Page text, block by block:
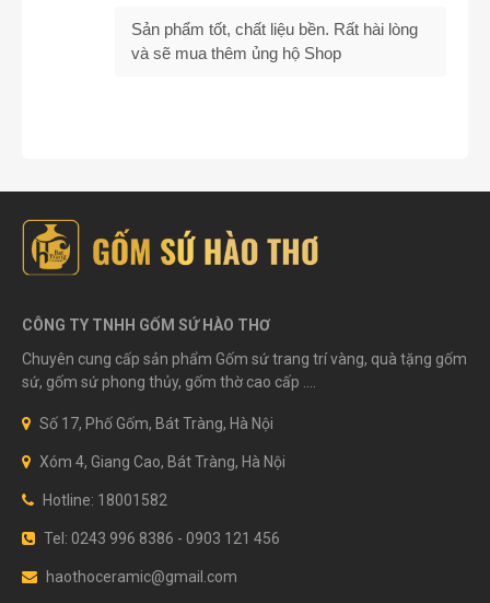
Sản phẩm tốt, chất liệu bền. Rất hài lòng
và sẽ mua thêm ủng hộ Shop
CÔNG TY TNHH GỐM SỨ HÀO THƠ
Chuyên cung cấp sản phẩm Gốm sứ trang trí vàng, quà tặng gốm
sứ, gốm sứ phong thủy, gốm thờ cao cấp ....
Số 17, Phố Gốm, Bát Tràng, Hà Nội
Xóm 4, Giang Cao, Bát Tràng, Hà Nội
Hotline: 18001582
Tel: 0243 996 8386 - 0903 121 456
haothoceramic@gmail.com